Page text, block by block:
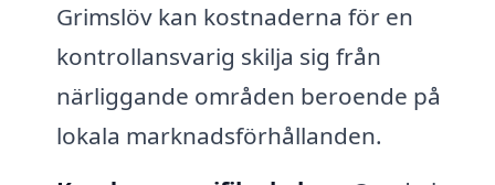
Grimslöv kan kostnaderna för en
kontrollansvarig skilja sig från
närliggande områden beroende på
lokala marknadsförhållanden.